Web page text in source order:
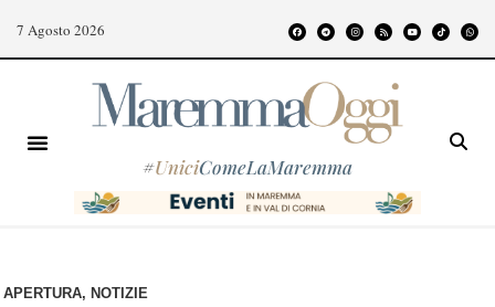
7 Agosto 2026
#UniciComeLaMaremma
APERTURA, NOTIZIE